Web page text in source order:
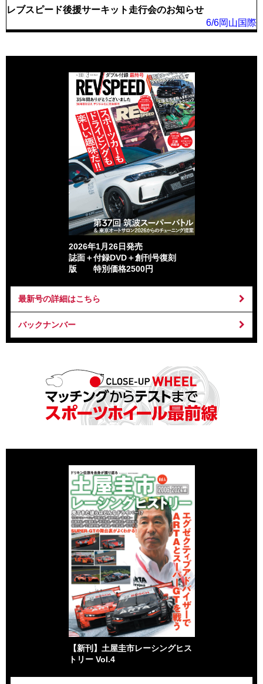
レブスピード後援サーキット走行会のお知らせ
6/6岡山国際
2026年1月26日発売
誌面＋付録DVD＋創刊号復刻
版 特別価格2500円
最新号の詳細はこちら
バックナンバー
【新刊】土屋圭市レーシングヒス
トリー Vol.4